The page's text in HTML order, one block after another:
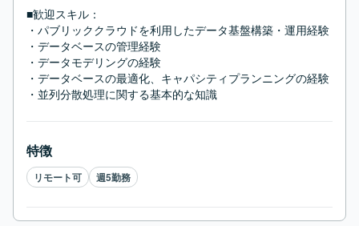
■歓迎スキル：
・パブリッククラウドを利用したデータ基盤構築・運用経験
・データベースの管理経験
・データモデリングの経験
・データベースの最適化、キャパシティプランニングの経験
・並列分散処理に関する基本的な知識
特徴
リモート可 週5勤務